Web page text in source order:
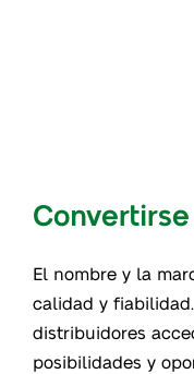
El nombre y la
calidad y
distribuidores
posibilidades y